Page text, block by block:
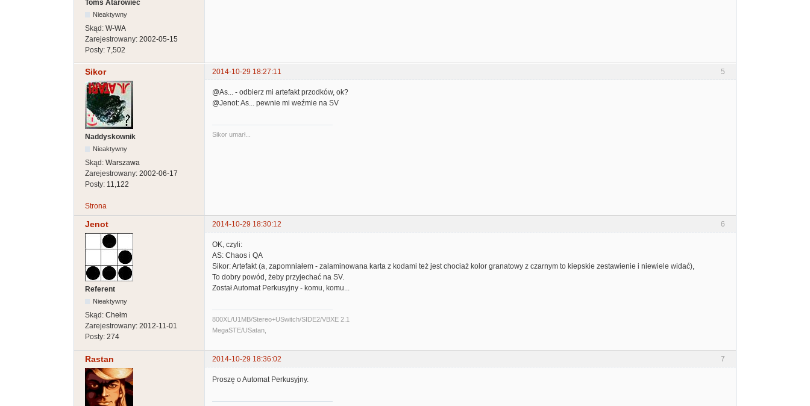
Toms Atarowiec
Nieaktywny
Skąd: W-WA
Zarejestrowany: 2002-05-15
Posty: 7,502
5
Sikor 2014-10-29 18:27:11
Naddyskownik
Nieaktywny
Skąd: Warszawa
Zarejestrowany: 2002-06-17
Posty: 11,122
@As... - odbierz mi artefakt przodków, ok?
@Jenot: As... pewnie mi weźmie na SV
Sikor umarł...
Strona
6
Jenot 2014-10-29 18:30:12
Referent
Nieaktywny
Skąd: Chełm
Zarejestrowany: 2012-11-01
Posty: 274
OK, czyli:
AS: Chaos i QA
Sikor: Artefakt (a, zapomniałem - zalaminowana karta z kodami też jest chociaż kolor granatowy z czarnym to kiepskie zestawienie i niewiele widać),
To dobry powód, żeby przyjechać na SV.
Został Automat Perkusyjny - komu, komu...
800XL/U1MB/Stereo+USwitch/SIDE2/VBXE 2.1
MegaSTE/USatan,
7
Rastan 2014-10-29 18:36:02
Proszę o Automat Perkusyjny.